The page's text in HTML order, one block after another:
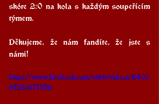
skóre 2:0 na kola s každým soupeřícím
týmem.
Děkujeme, že nám fandíte, že jste s
námi!
https://www.facebook.com/vehir/videos/8400
87210671356